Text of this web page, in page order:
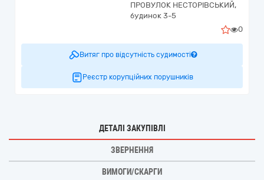
ПРОВУЛОК НЕСТОРІВСЬКИЙ,
будинок 3-5
0
Витяг про відсутність судимості
Реєстр корупційних порушників
ДЕТАЛІ ЗАКУПІВЛІ
ЗВЕРНЕННЯ
ВИМОГИ/СКАРГИ